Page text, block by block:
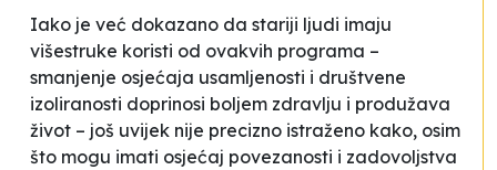
Iako je već dokazano da stariji ljudi imaju
višestruke koristi od ovakvih programa –
smanjenje osjećaja usamljenosti i društvene
izoliranosti doprinosi boljem zdravlju i produžava
život – još uvijek nije precizno istraženo kako, osim
što mogu imati osjećaj povezanosti i zadovoljstva